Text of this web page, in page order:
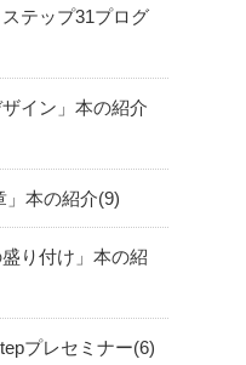
テップ31プログ
イン」本の紹介
」本の紹介 9
り付け」本の紹
プレセミナー 6